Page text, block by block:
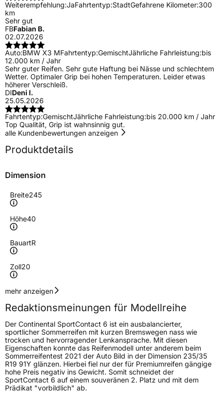
Weiterempfehlung:JaFahrtentyp:StadtGefahrene Kilometer:300
km
Sehr gut
FBFabian B.
02.07.2026
Auto:BMW X3 MFahrtentyp:GemischtJährliche Fahrleistung:bis
12.000 km / Jahr
Sehr guter Reifen. Sehr gute Haftung bei Nässe und schlechtem
Wetter. Optimaler Grip bei hohen Temperaturen. Leider etwas
höherer Verschleiß.
DIDeni I.
25.05.2026
Fahrtentyp:GemischtJährliche Fahrleistung:bis 20.000 km / Jahr
Top Qualität, Grip ist wahnsinnig gut.
alle Kundenbewertungen anzeigen
Produktdetails
Dimension
Breite245
Höhe40
BauartR
Zoll20
Geschwindigkeitsindex
Höchstgeschwindigkeit
240 km/h
Lastindex99
Höchstlast775 kg
Gewicht (in kg)12,974 kg
Generelle Merkmale
mehr anzeigen
Redaktionsmeinungen für Modellreihe
Der Continental SportContact 6 ist ein ausbalancierter,
sportlicher Sommerreifen mit kurzen Bremswegen nass wie
trocken und hervorragender Lenkansprache. Mit diesen
Eigenschaften konnte das Reifenmodell unter anderem beim
Sommerreifentest 2021 der Auto Bild in der Dimension 235/35
R19 91Y glänzen. Hierbei fiel nur der für Premiumreifen gängige
hohe Preis negativ ins Gewicht. Somit schneidet der
SportContact 6 auf einem souveränen 2. Platz und mit dem
Prädikat "vorbildlich" ab.